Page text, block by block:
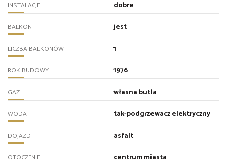
INSTALACJE dobre
BALKON jest
LICZBA BALKONÓW 1
ROK BUDOWY 1976
GAZ własna butla
WODA tak-podgrzewacz elektryczny
DOJAZD asfalt
OTOCZENIE centrum miasta